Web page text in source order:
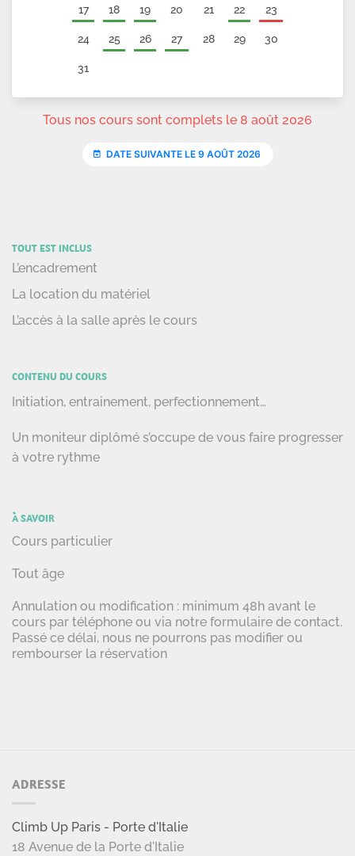
TOUT EST INCLUS
L’encadrement
La location du matériel
L’accès à la salle après le cours
CONTENU DU COURS
Initiation, entrainement, perfectionnement…
Un moniteur diplômé s’occupe de vous faire progresser
à votre rythme
À SAVOIR
Cours particulier
Tout âge
Annulation ou modification : minimum 48h avant le
cours par téléphone ou via notre formulaire de contact.
Passé ce délai, nous ne pourrons pas modifier ou
rembourser la réservation
ADRESSE
Climb Up Paris - Porte d'Italie
18 Avenue de la Porte d'Italie